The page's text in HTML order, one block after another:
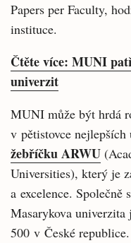
Papers per Faculty,
instituce.
Čtěte více: MUNI
univerzit
MUNI může být hrdá
v pětistovce
žebříčku ARWU
Universities), který je
a excelence.
Masarykova
500 v České